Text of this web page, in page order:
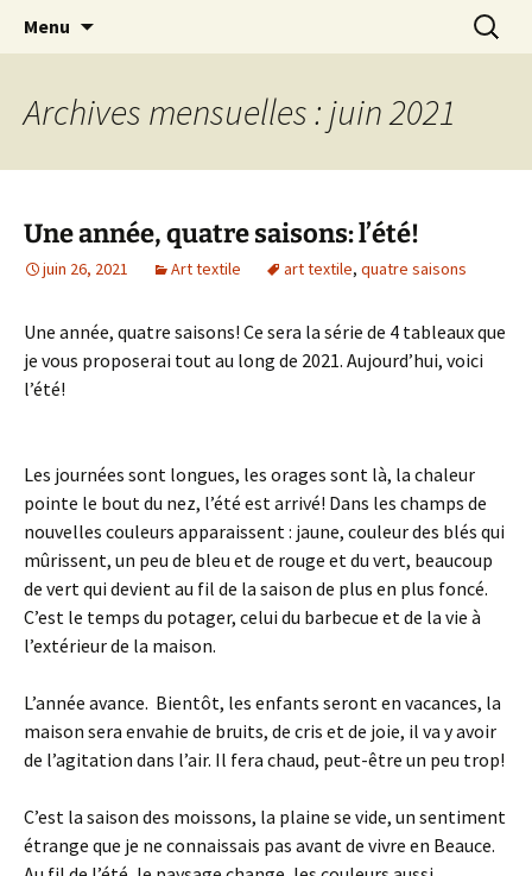
filsetcrayons
Le blog de Sophie A
Menu
Archives mensuelles : juin 2021
Une année, quatre saisons: l’été!
juin 26, 2021 Art textile art textile, quatre saisons
Une année, quatre saisons! Ce sera la série de 4 tableaux que
je vous proposerai tout au long de 2021. Aujourd’hui, voici
l’été!
Les journées sont longues, les orages sont là, la chaleur
pointe le bout du nez, l’été est arrivé! Dans les champs de
nouvelles couleurs apparaissent : jaune, couleur des blés qui
mûrissent, un peu de bleu et de rouge et du vert, beaucoup
de vert qui devient au fil de la saison de plus en plus foncé.
C’est le temps du potager, celui du barbecue et de la vie à
l’extérieur de la maison.
L’année avance. Bientôt, les enfants seront en vacances, la
maison sera envahie de bruits, de cris et de joie, il va y avoir
de l’agitation dans l’air. Il fera chaud, peut-être un peu trop!
C’est la saison des moissons, la plaine se vide, un sentiment
étrange que je ne connaissais pas avant de vivre en Beauce.